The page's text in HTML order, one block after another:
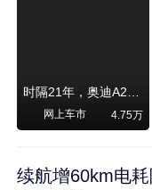
时隔21年，奥迪A2强势归来！
网上车市 4.75万
续航增60km电